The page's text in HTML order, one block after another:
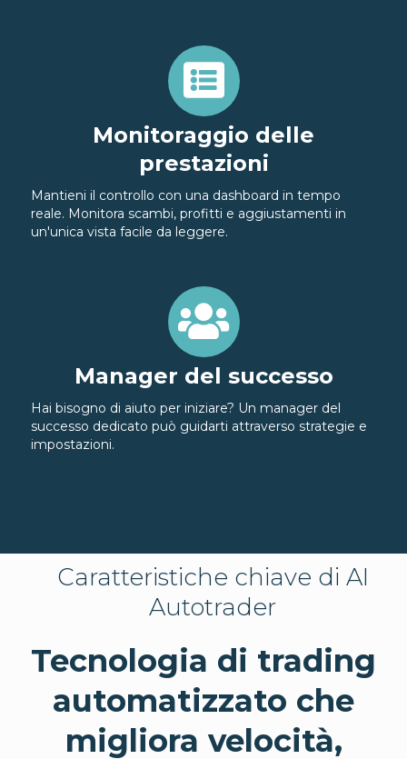
Monitoraggio delle
prestazioni
Mantieni il controllo con una dashboard in tempo
reale. Monitora scambi, profitti e aggiustamenti in
un'unica vista facile da leggere.
Manager del successo
Hai bisogno di aiuto per iniziare? Un manager del
successo dedicato può guidarti attraverso strategie e
impostazioni.
Caratteristiche chiave di AI
Autotrader
Tecnologia di trading
automatizzato che
migliora velocità,